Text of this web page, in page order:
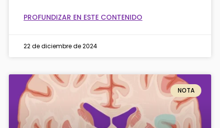
PROFUNDIZAR EN ESTE CONTENIDO
22 de diciembre de 2024
NOTA